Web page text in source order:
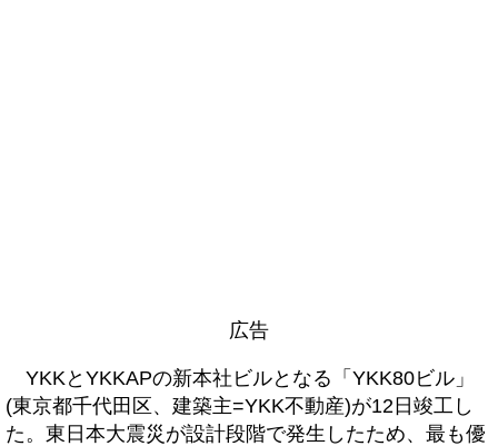
広告
YKKとYKKAPの新本社ビルとなる「YKK80ビル」
(東京都千代田区、建築主=YKK不動産)が12日竣工し
た。東日本大震災が設計段階で発生したため、最も優